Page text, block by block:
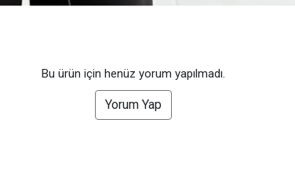
Bu ürün için henüz yorum yapılmadı.
Yorum Yap